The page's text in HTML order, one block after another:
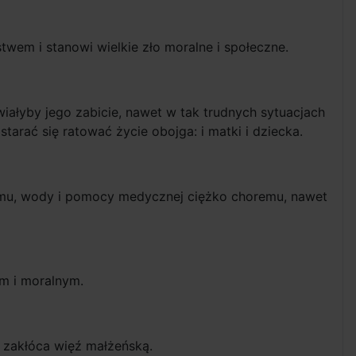
i stanowi wielkie zło moralne i społeczne.
jego zabicie, nawet w tak trudnych sytuacjach
się ratować życie obojga: i matki i dziecka.
wody i pomocy medycznej ciężko choremu, nawet
i moralnym.
więź małżeńską.